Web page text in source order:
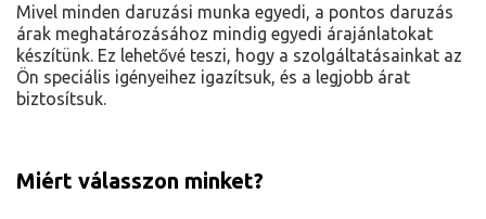
Mivel minden daruzási munka egyedi, a pontos daruzás
árak meghatározásához mindig egyedi árajánlatokat
készítünk. Ez lehetővé teszi, hogy a szolgáltatásainkat az
Ön speciális igényeihez igazítsuk, és a legjobb árat
biztosítsuk.
Miért válasszon minket?